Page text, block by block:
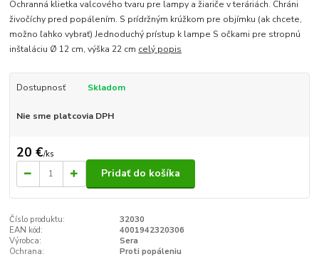
Ochranná klietka valcového tvaru pre lampy a žiariče v teráriách. Chráni
živočíchy pred popálením. S prídržným krúžkom pre objímku (ak chcete,
možno ľahko vybrať) Jednoduchý prístup k lampe S očkami pre stropnú
inštaláciu Ø 12 cm, výška 22 cm celý popis
Dostupnosť Skladom
Nie sme platcovia DPH
20 €/ks
Pridať do košíka
Číslo produktu:
32030
EAN kód:
4001942320306
Výrobca:
Sera
Ochrana:
Proti popáleniu